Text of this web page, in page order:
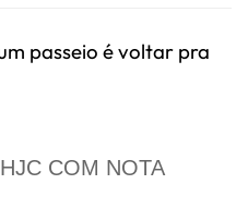
passeio é voltar pra
COM NOTA